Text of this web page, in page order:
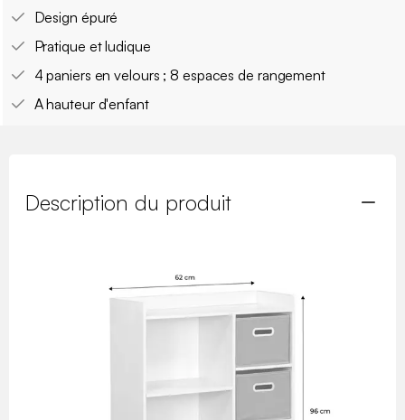
Design épuré
Pratique et ludique
4 paniers en velours ; 8 espaces de rangement
A hauteur d'enfant
Description du produit